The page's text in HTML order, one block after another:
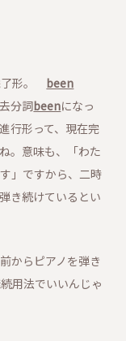
了形。 been
分詞beenになっ
行形って、現在完
。意味も、「わた
」ですから、二時
き続けているとい
からピアノを弾き
用法でいいんじゃ